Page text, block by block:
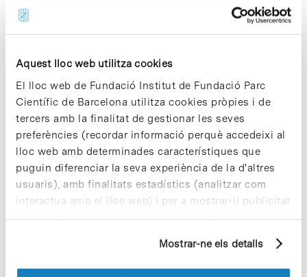
Aquest lloc web utilitza cookies
El lloc web de Fundació Institut de Fundació Parc
Científic de Barcelona utilitza cookies pròpies i de
tercers amb la finalitat de gestionar les seves
preferències (recordar informació perquè accedeixi al
lloc web amb determinades característiques que
puguin diferenciar la seva experiència de la d'altres
usuaris), amb finalitats estadístics (analitzar com
interactua amb el lloc web) i per a mostrar-li publicitat
personalitzada sobre la base d'un perfil elaborat a
pàgines visitades). Per a obtenir més informació sobre
les cookies pot consultar laPolítica de cookiesdel
Mostrar-ne els detalls